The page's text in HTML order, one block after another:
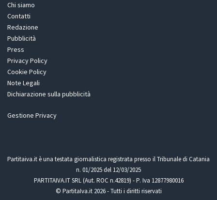
Chi siamo
Contatti
Redazione
Pubblicità
Press
Privacy Policy
Cookie Policy
Note Legali
Dichiarazione sulla pubblicità
Gestione Privacy
Partitaiva.it è una testata giornalistica registrata presso il Tribunale di Catania
n. 01/2025 del 12/03/2025
PARTITAIVA.IT SRL (Aut. ROC n.42819) - P. Iva 12877980016
© PartitaIva.it 2026 - Tutti i diritti riservati